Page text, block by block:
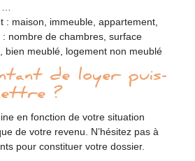
: maison, immeuble, appartement,
nombre de chambres, surface
bien meublé, logement non meublé
de loyer puis-
?
en fonction de votre situation
de votre revenu. N’hésitez pas à
pour constituer votre dossier.